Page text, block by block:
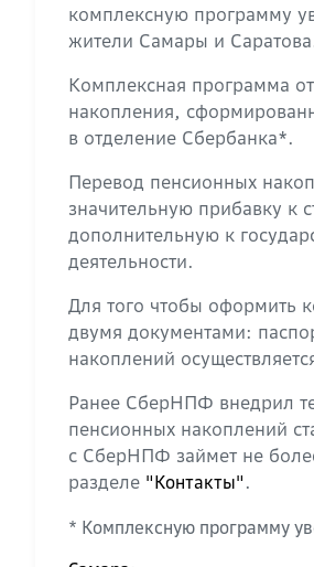
комплексную программу
жители Самары и
Комплексная программа
накопления,
в отделение Сбербанка*.
Перевод пенсионных
значительную прибавку к
дополнительную к
деятельности.
Для того чтобы оформить
двумя документами:
накоплений
Ранее СберНПФ внедрил
пенсионных накоплений
с СберНПФ займет не
разделе "Контакты" .
* Комплексную программу